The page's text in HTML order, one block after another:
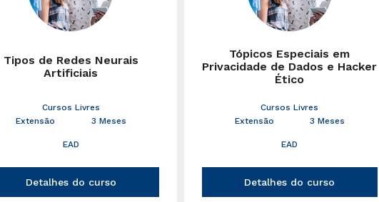
Tipos de Redes Neurais
Artificiais
Cursos Livres
Extensão
3 Meses
EAD
Detalhes do curso
Tópicos Especiais em
Privacidade de Dados e Hacker
Ético
Cursos Livres
Extensão
3 Meses
EAD
Detalhes do curso